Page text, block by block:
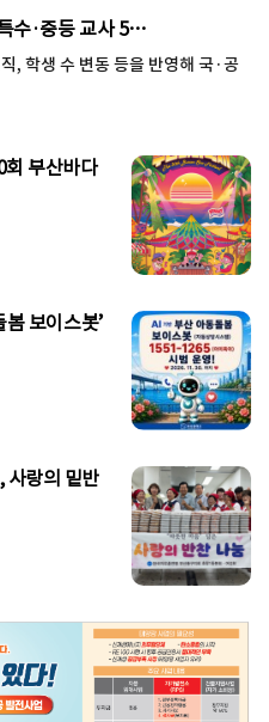
수·중등 교사 5…
, 학생 수 변동 등을 반영해 국·공
회 부산바다
보이스봇’
사랑의 밑반